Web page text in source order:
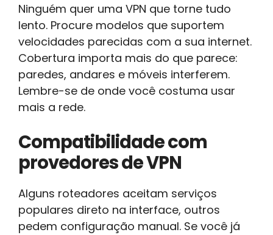
Ninguém quer uma VPN que torne tudo
lento. Procure modelos que suportem
velocidades parecidas com a sua internet.
Cobertura importa mais do que parece:
paredes, andares e móveis interferem.
Lembre-se de onde você costuma usar
mais a rede.
Compatibilidade com
provedores de VPN
Alguns roteadores aceitam serviços
populares direto na interface, outros
pedem configuração manual. Se você já